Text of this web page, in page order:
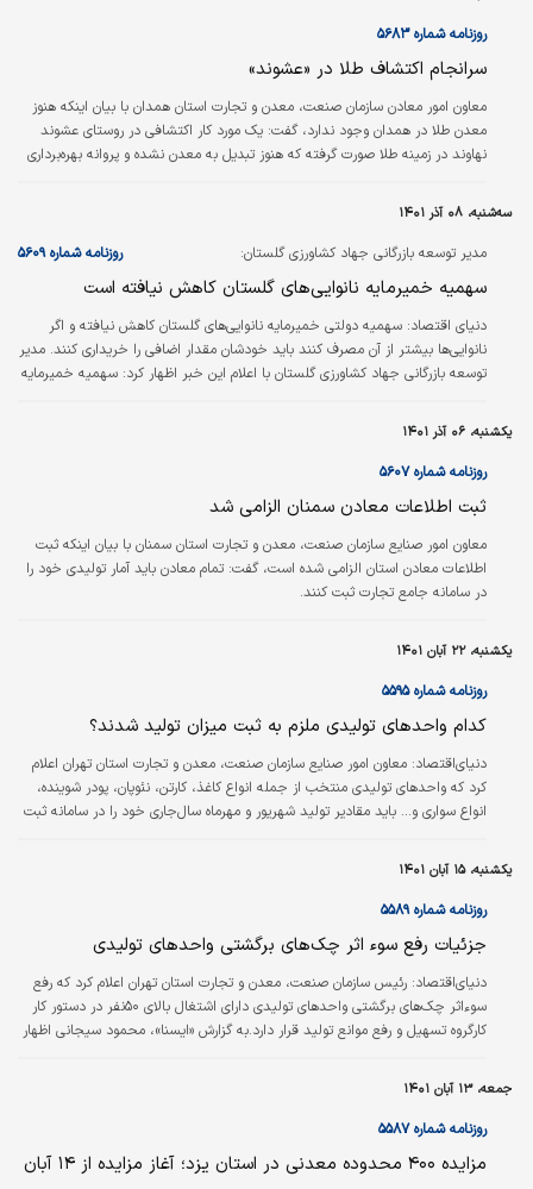
انتخاب شدند.
روزنامه شماره ۵۶۸۳
سرانجام اکتشاف طلا در «عشوند»
معاون امور معادن سازمان صنعت، معدن و تجارت استان همدان با بیان اینکه هنوز
معدن طلا در همدان وجود ندارد، گفت: یک مورد کار اکتشافی در روستای عشوند
نهاوند در زمینه طلا صورت گرفته که هنوز تبدیل به معدن نشده و پروانه بهره‌‌‌برداری
سه‌شنبه، ۰۸ آذر ۱۴۰۱
مدیر توسعه بازرگانی جهاد کشاورزی گلستان: روزنامه شماره ۵۶۰۹
سهمیه خمیرمایه نانوایی‌های گلستان کاهش نیافته است
دنياي اقتصاد: سهمیه دولتی خمیرمایه نانوایی‌های گلستان کاهش نیافته و اگر
نانوایی‌ها بیشتر از آن مصرف کنند باید خودشان مقدار اضافی را خریداری کنند. مدیر
توسعه بازرگانی جهاد کشاورزی گلستان با اعلام این خبر اظهار کرد: سهمیه خمیرمایه
نانوایی‌ها داده شده است. حسین پهلوانان ادامه داد: یک نانوا با توجه به نوع پخت
یا تسریع در آماده‌سازی خمیر آن، ممکن است از میزان خمیرمایه…
یکشنبه، ۰۶ آذر ۱۴۰۱
روزنامه شماره ۵۶۰۷
ثبت اطلاعات معادن سمنان الزامی شد
معاون امور صنایع سازمان صنعت، معدن و تجارت استان سمنان با بیان اینکه ثبت
اطلاعات معادن استان الزامی شده است، گفت: تمام معادن باید آمار تولیدی خود را
در سامانه جامع تجارت ثبت کنند.
یکشنبه، ۲۲ آبان ۱۴۰۱
روزنامه شماره ۵۵۹۵
کدام واحدهای تولیدی ملزم به ثبت میزان تولید شدند؟
دنیای‌اقتصاد: معاون امور صنایع سازمان صنعت، معدن و تجارت استان تهران اعلام
کرد که واحدهای تولیدی منتخب از جمله انواع کاغذ، کارتن، نئوپان، پودر شوینده،
انواع سواری و... باید مقادیر تولید شهریور و مهرماه سال‌جاری خود را در سامانه ثبت
صمت، اظهار تولید واحدهای تولیدی در سامانه جامع تجارت با اولویت واحدهای
شامل انواع کاغذ، کارتن، نئوپان، پودر شوینده، انواع سواری، دوده،…
یکشنبه، ۱۵ آبان ۱۴۰۱
روزنامه شماره ۵۵۸۹
جزئیات رفع سوء اثر چک‏‌های برگشتی واحدهای تولیدی
دنیای‌اقتصاد: رئیس سازمان صنعت، معدن و تجارت استان تهران اعلام کرد که رفع
سوءاثر چک‏‌های برگشتی واحدهای تولیدی دارای اشتغال بالای ۵۰نفر در دستور کار
کارگروه تسهیل و رفع موانع تولید قرار دارد.به گزارش «ایسنا»، محمود سیجانی اظهار
چک موضوع تصویب‌نامه هیات‌وزیران، بنگاه‏‌های اقتصادی مشمول این آیین‌نامه باید
ابلاغی این تعداد به ۵۰نفر کاهش یافته است.وی افزود: این…
جمعه، ۱۳ آبان ۱۴۰۱
روزنامه شماره ۵۵۸۷
مزایده ۴۰۰ محدوده معدنی در استان یزد؛ آغاز مزایده از ۱۴ آبان